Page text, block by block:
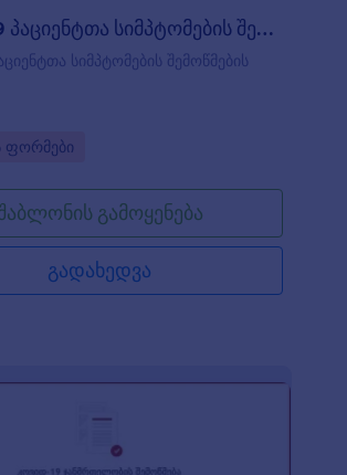
COVID 19 პაციენტთა სიმპტომების შემოწმები?
სიმპტომების შემოწმების
ფორმები
გამოყენება
გადახედვა